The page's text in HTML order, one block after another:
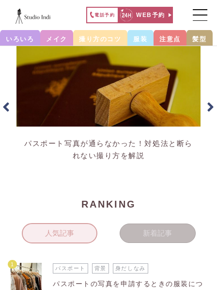
電話予約 WEB予約
いろいろ メイク 撮り方のコツ 服装 注意点 髪型
パスポート写真が通らなかった！対処法と断ら
れない撮り方を解説
RANKING
人気記事 新着記事
1
パスポート 背景 身だしなみ
パスポートの写真を申請するときの服装につ